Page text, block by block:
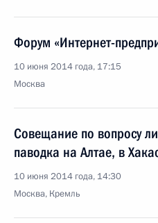
Форум «Интернет-
10 июня 2014 года, 17:15
Москва
Совещание по вопросу
паводка на Алтае, в
10 июня 2014 года, 14:30
Москва, Кремль